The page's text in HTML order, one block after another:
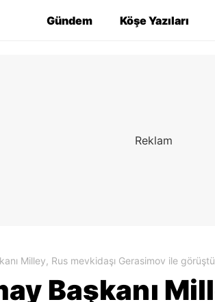
Gündem Köşe Yazıları
Milley, Rus mevkidaşı Gerasimov ile görüştü
Başkanı